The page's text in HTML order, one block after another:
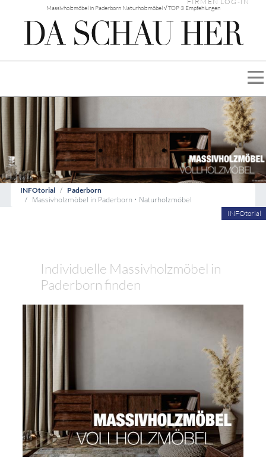
Massivholzmöbel in Paderborn Naturholzmöbel √ TOP 3 Empfehlungen
INFOtorial Paderborn
Massivholzmöbel in Paderborn • Naturholzmöbel
INFOtorial
Individuelle Massivholzmöbel in
Paderborn finden